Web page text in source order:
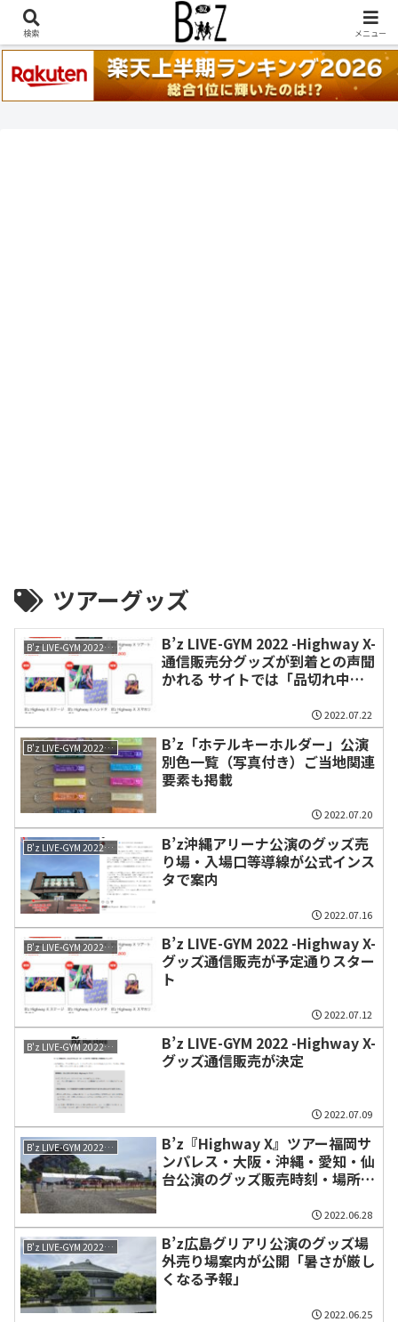
稲葉浩志『en-Zepp』『enⅣ』セトリ一覧はこちら
ツアーグッズ
B'z LIVE-GYM 2022 -Highway X-
B’z LIVE-GYM 2022 -Highway X-
通信販売分グッズが到着との声聞
かれる サイトでは「品切れ中」
2022.07.22
B'z LIVE-GYM 2022 -Highway X-
B’z「ホテルキーホルダー」公演
別色一覧（写真付き）ご当地関連
要素も掲載
2022.07.20
B'z LIVE-GYM 2022 -Highway X-
B’z沖縄アリーナ公演のグッズ売
り場・入場口等導線が公式インス
タで案内
2022.07.16
B'z LIVE-GYM 2022 -Highway X-
B’z LIVE-GYM 2022 -Highway X-
グッズ通信販売が予定通りスター
ト
2022.07.12
B'z LIVE-GYM 2022 -Highway X-
B’z LIVE-GYM 2022 -Highway X-
グッズ通信販売が決定
2022.07.09
B'z LIVE-GYM 2022 -Highway X-
B’z『Highway X』ツアー福岡サ
ンパレス・大阪・沖縄・愛知・仙
台公演のグッズ販売時刻・場所が
2022.06.28
B'z LIVE-GYM 2022 -Highway X-
B’z広島グリアリ公演のグッズ場
外売り場案内が公開「暑さが厳し
くなる予報」
2022.06.25
検索 メニュー